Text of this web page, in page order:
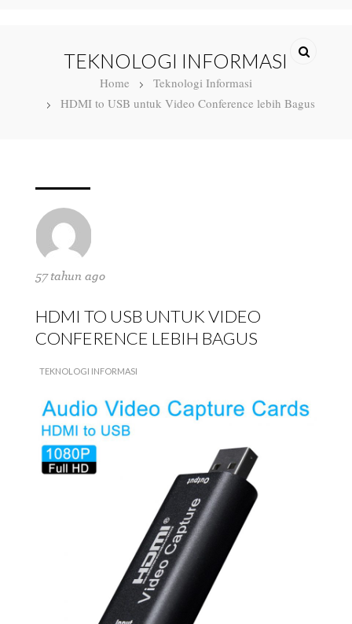
TEKNOLOGI INFORMASI
Home
Teknologi Informasi
HDMI to USB untuk Video Conference lebih Bagus
57 tahun ago
HDMI TO USB UNTUK VIDEO
CONFERENCE LEBIH BAGUS
TEKNOLOGI INFORMASI